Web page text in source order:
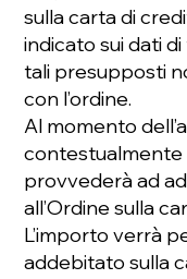
sulla carta di
indicato sui dati
tali presupposti
con l’ordine.
Al momento
contestualmente
provvederà ad
all’Ordine sulla
L’importo verrà
addebitato sulla